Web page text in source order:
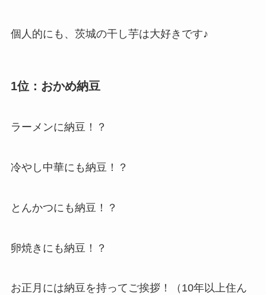
個人的にも、茨城の干し芋は大好きです♪
1位：おかめ納豆
ラーメンに納豆！？
冷やし中華にも納豆！？
とんかつにも納豆！？
卵焼きにも納豆！？
お正月には納豆を持ってご挨拶！（10年以上住ん